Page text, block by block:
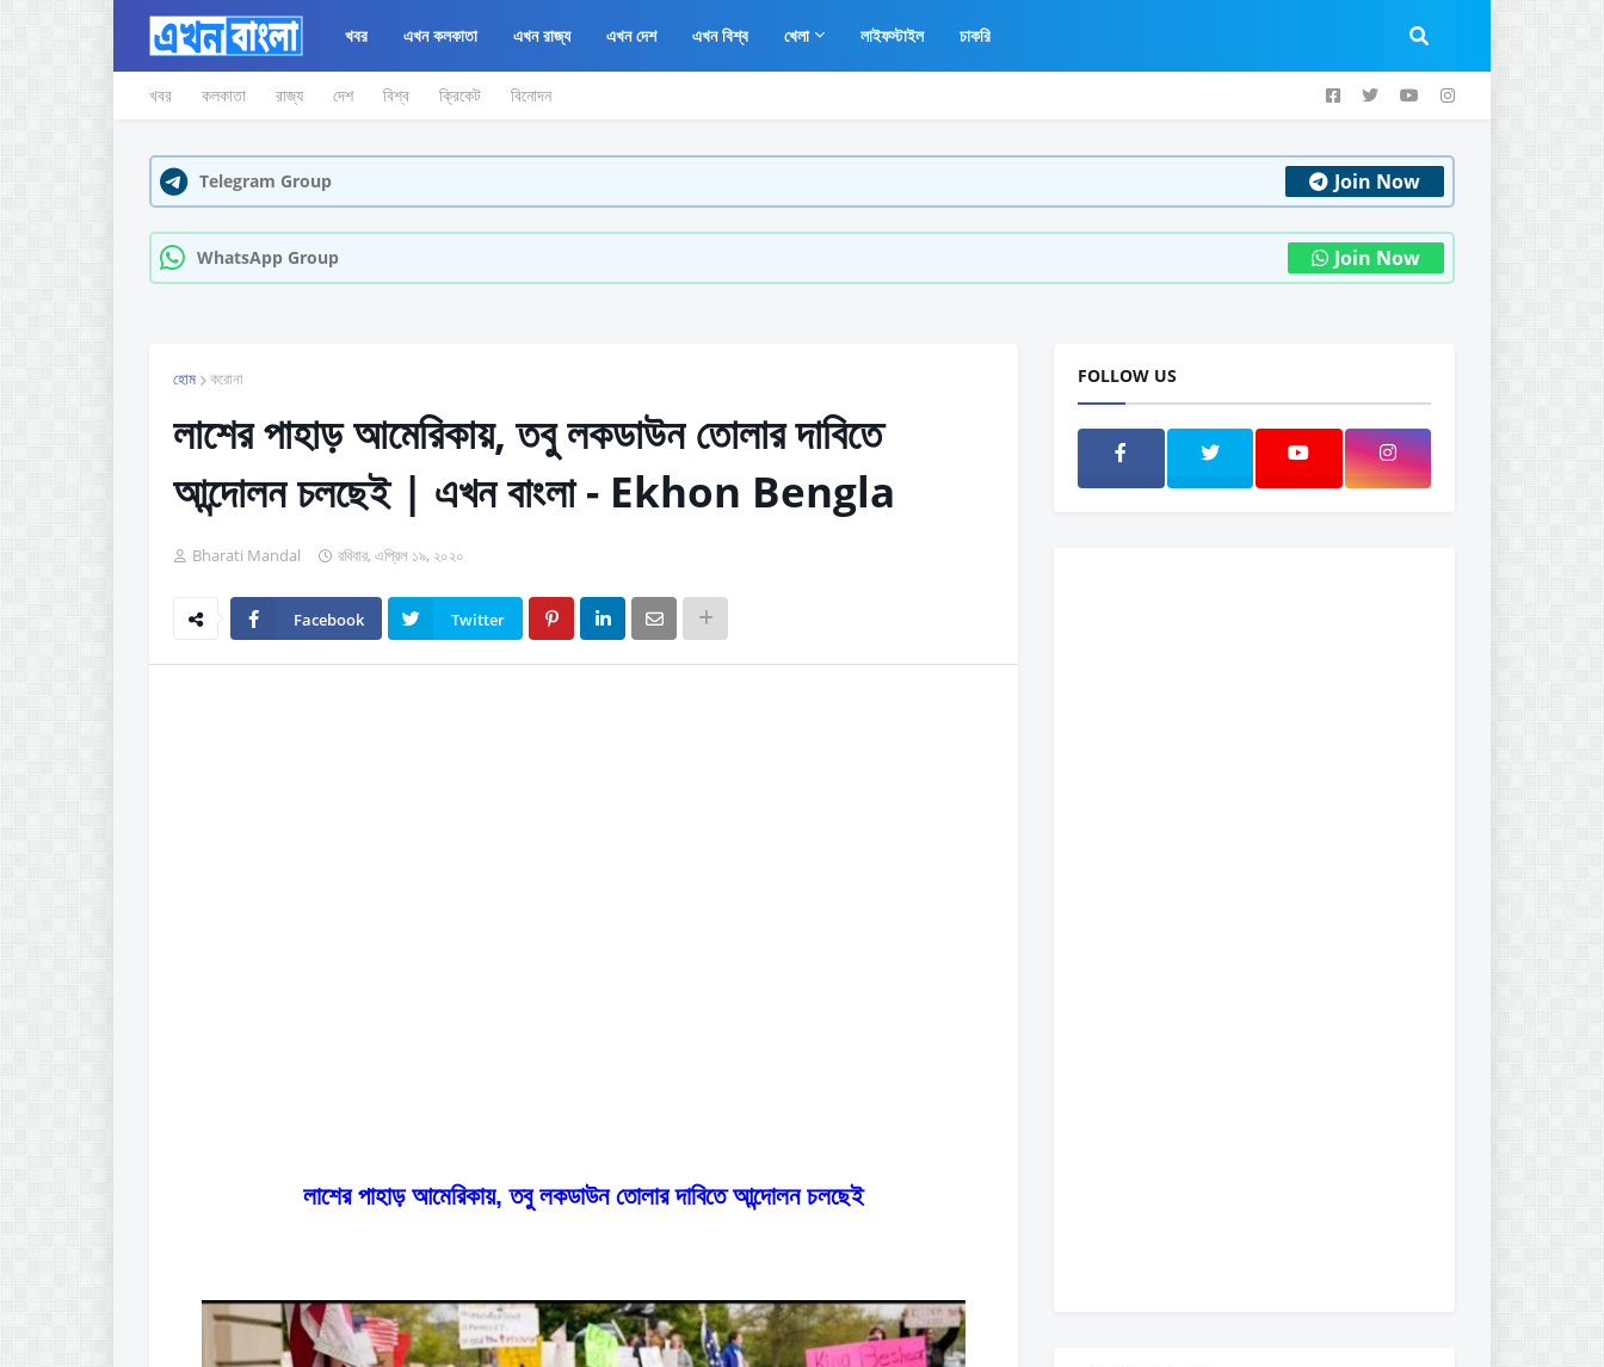
খবর এখন কলকাতা এখন রাজ্য এখন দেশ এখন বিশ্ব খেলা লাইফস্টাইল চাকরি
খবর কলকাতা রাজ্য দেশ বিশ্ব ক্রিকেট বিনোদন
Telegram Group Join Now
WhatsApp Group Join Now
হোম করোনা
লাশের পাহাড় আমেরিকায়, তবু লকডাউন তোলার দাবিতে
আন্দোলন চলছেই | এখন বাংলা - Ekhon Bengla
Bharati Mandal রবিবার, এপ্রিল ১৯, ২০২০
Facebook Twitter
লাশের পাহাড় আমেরিকায়, তবু লকডাউন তোলার দাবিতে আন্দোলন চলছেই
FOLLOW US